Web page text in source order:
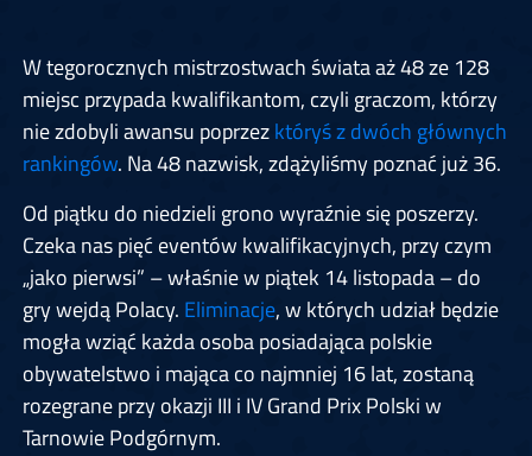
W tegorocznych mistrzostwach świata aż 48 ze 128
miejsc przypada kwalifikantom, czyli graczom, którzy
nie zdobyli awansu poprzezktóryś z dwóch głównych
rankingów. Na 48 nazwisk, zdążyliśmy poznać już 36.
Od piątku do niedzieli grono wyraźnie się poszerzy.
Czeka nas pięć eventów kwalifikacyjnych, przy czym
„jako pierwsi” – właśnie w piątek 14 listopada – do
gry wejdą Polacy. Eliminacje, w których udział będzie
mogła wziąć każda osoba posiadająca polskie
obywatelstwo i mająca co najmniej 16 lat, zostaną
rozegrane przy okazji III i IV Grand Prix Polski w
Tarnowie Podgórnym.